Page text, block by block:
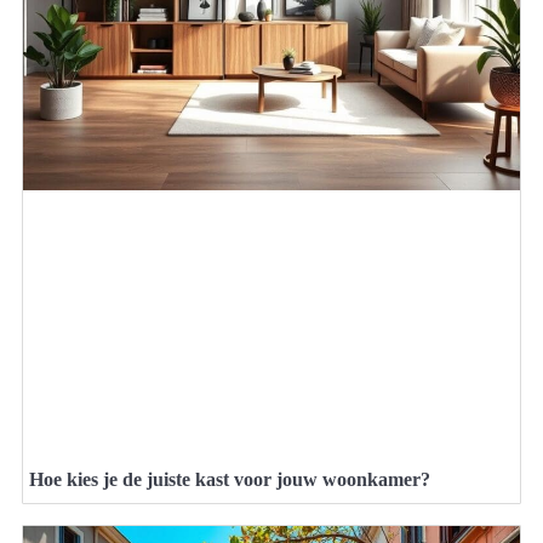
Hoe kies je de juiste kast voor jouw woonkamer?